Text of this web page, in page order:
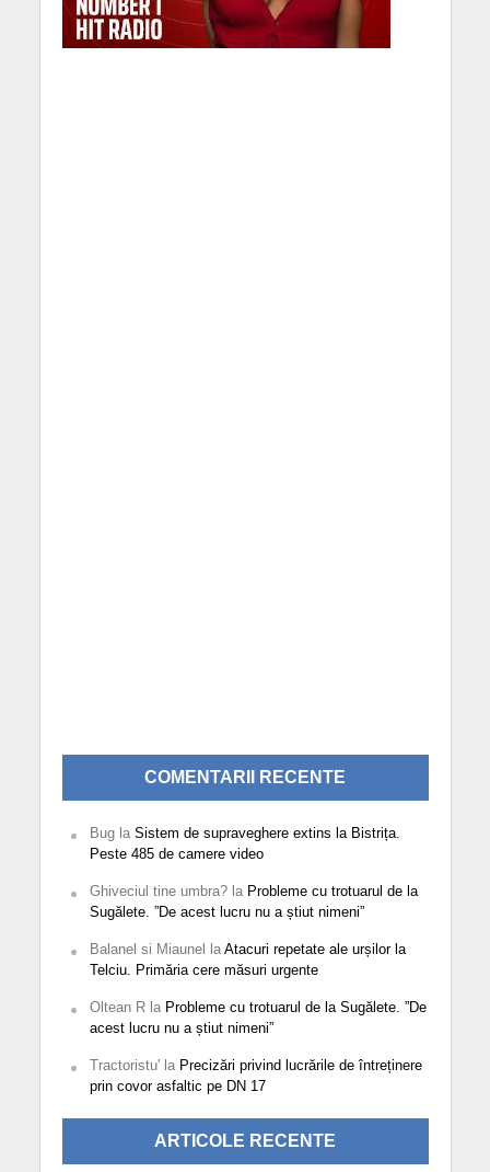
COMENTARII RECENTE
Bugla Sistem de supraveghere extins la Bistrița.
Peste 485 de camere video
Ghiveciul tine umbra?la Probleme cu trotuarul de la
Sugălete. ”De acest lucru nu a știut nimeni”
Balanel si Miaunel la Atacuri repetate ale urșilor la
Telciu. Primăria cere măsuri urgente
Oltean Rla Probleme cu trotuarul de la Sugălete. ”De
acest lucru nu a știut nimeni”
Tractoristu'la Precizări privind lucrările de întreținere
prin covor asfaltic pe DN 17
ARTICOLE RECENTE